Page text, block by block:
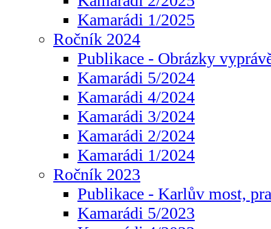
Kamarádi 1/2025
Ročník 2024
Publikace - Obrázky
Kamarádi 5/2024
Kamarádi 4/2024
Kamarádi 3/2024
Kamarádi 2/2024
Kamarádi 1/2024
Ročník 2023
Publikace - Karlův most,
Kamarádi 5/2023